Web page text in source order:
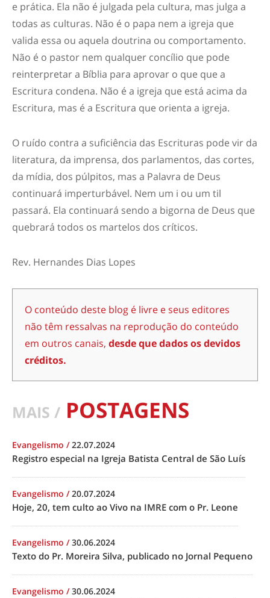
e prática. Ela não é julgada pela cultura, mas julga a
todas as culturas. Não é o papa nem a igreja que
valida essa ou aquela doutrina ou comportamento.
Não é o pastor nem qualquer concílio que pode
reinterpretar a Bíblia para aprovar o que que a
Escritura condena. Não é a igreja que está acima da
Escritura, mas é a Escritura que orienta a igreja.
O ruído contra a suficiência das Escrituras pode vir da
literatura, da imprensa, dos parlamentos, das cortes,
da mídia, dos púlpitos, mas a Palavra de Deus
continuará imperturbável. Nem um i ou um til
passará. Ela continuará sendo a bigorna de Deus que
quebrará todos os martelos dos críticos.
Rev. Hernandes Dias Lopes
O conteúdo deste blog é livre e seus editores
não têm ressalvas na reprodução do conteúdo
em outros canais, desde que dados os devidos
créditos.
MAIS / POSTAGENS
Evangelismo /22.07.2024
Registro especial na Igreja Batista Central de São Luís
Evangelismo /20.07.2024
Hoje, 20, tem culto ao Vivo na IMRE com o Pr. Leone
Evangelismo /30.06.2024
Texto do Pr. Moreira Silva, publicado no Jornal Pequeno
Evangelismo /30.06.2024